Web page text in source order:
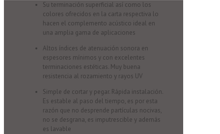
Su terminación superficial así como los
colores ofrecidos en la carta respectiva lo
hacen el complemento acústico ideal en
una amplia gama de aplicaciones
Altos índices de atenuación sonora en
espesores mínimos y con excelentes
terminaciones estéticas. Muy buena
resistencia al rozamiento y rayos UV
Simple de cortar y pegar. Rápida instalación.
Es estable al paso del tiempo, es por esta
razón que no desprende partículas nocivas,
no se desgrana, es imputrescible y además
es lavable